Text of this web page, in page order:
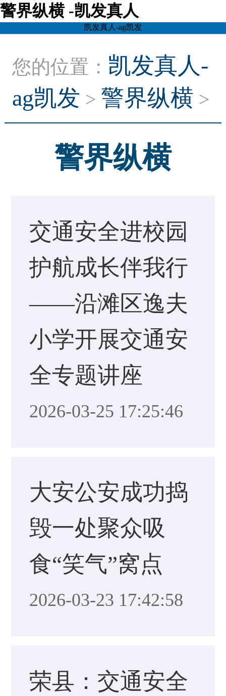
警界纵横 -凯发真人
凯发真人-ag凯发
您的位置： 凯发真人-
ag凯发 > 警界纵横 >
警界纵横
交通安全进校园
护航成长伴我行
——沿滩区逸夫
小学开展交通安
全专题讲座
2026-03-25 17:25:46
大安公安成功捣
毁一处聚众吸
食“笑气”窝点
2026-03-23 17:42:58
荣县：交通安全